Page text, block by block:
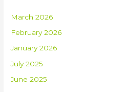
March 2026
February 2026
January 2026
July 2025
June 2025